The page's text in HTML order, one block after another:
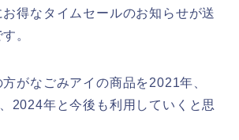
得なタイムセールのお知らせが送
。
がなごみアイの商品を2021年、
2024年と今後も利用していくと思